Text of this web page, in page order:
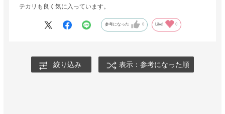
テカリも良く気に入っています。
参考になった 0 Like! 0
絞り込み 表示：参考になった順